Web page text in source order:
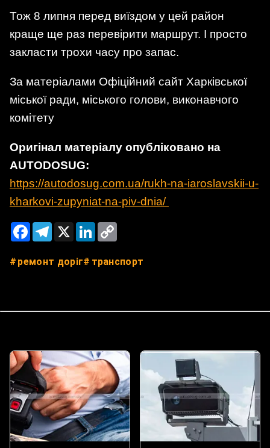
Тож 8 липня перед виїздом у цей район
краще ще раз перевірити маршрут. І просто
закласти трохи часу про запас.
За матеріалами Офіційний сайт Харківської
міської ради, міського голови, виконавчого
комітету
Оригінал матеріалу опубліковано на
AUTODOSUG:
https://autodosug.com.ua/rukh-na-iaroslavskii-u-
kharkovi-zupyniat-na-piv-dnia/
FacebookTelegram
X LinkedIn
ремонт доріг транспорт